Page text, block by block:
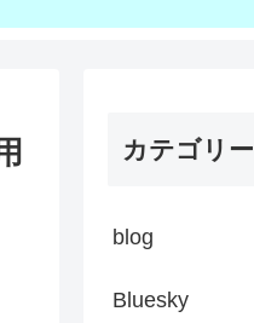
カテゴリー
blog
Bluesky